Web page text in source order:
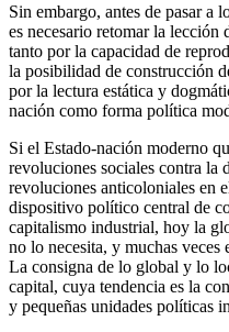
Sin embargo, antes de pasar a
es necesario retomar la
tanto por la capacidad de
la posibilidad de construcción
por la lectura estática y
nación como forma política
Si el Estado-nación moderno
revoluciones sociales contra la
revoluciones anticoloniales en
dispositivo político central de
capitalismo industrial, hoy la
no lo necesita, y muchas veces
La consigna de lo global y lo
capital, cuya tendencia es la
y pequeñas unidades políticas